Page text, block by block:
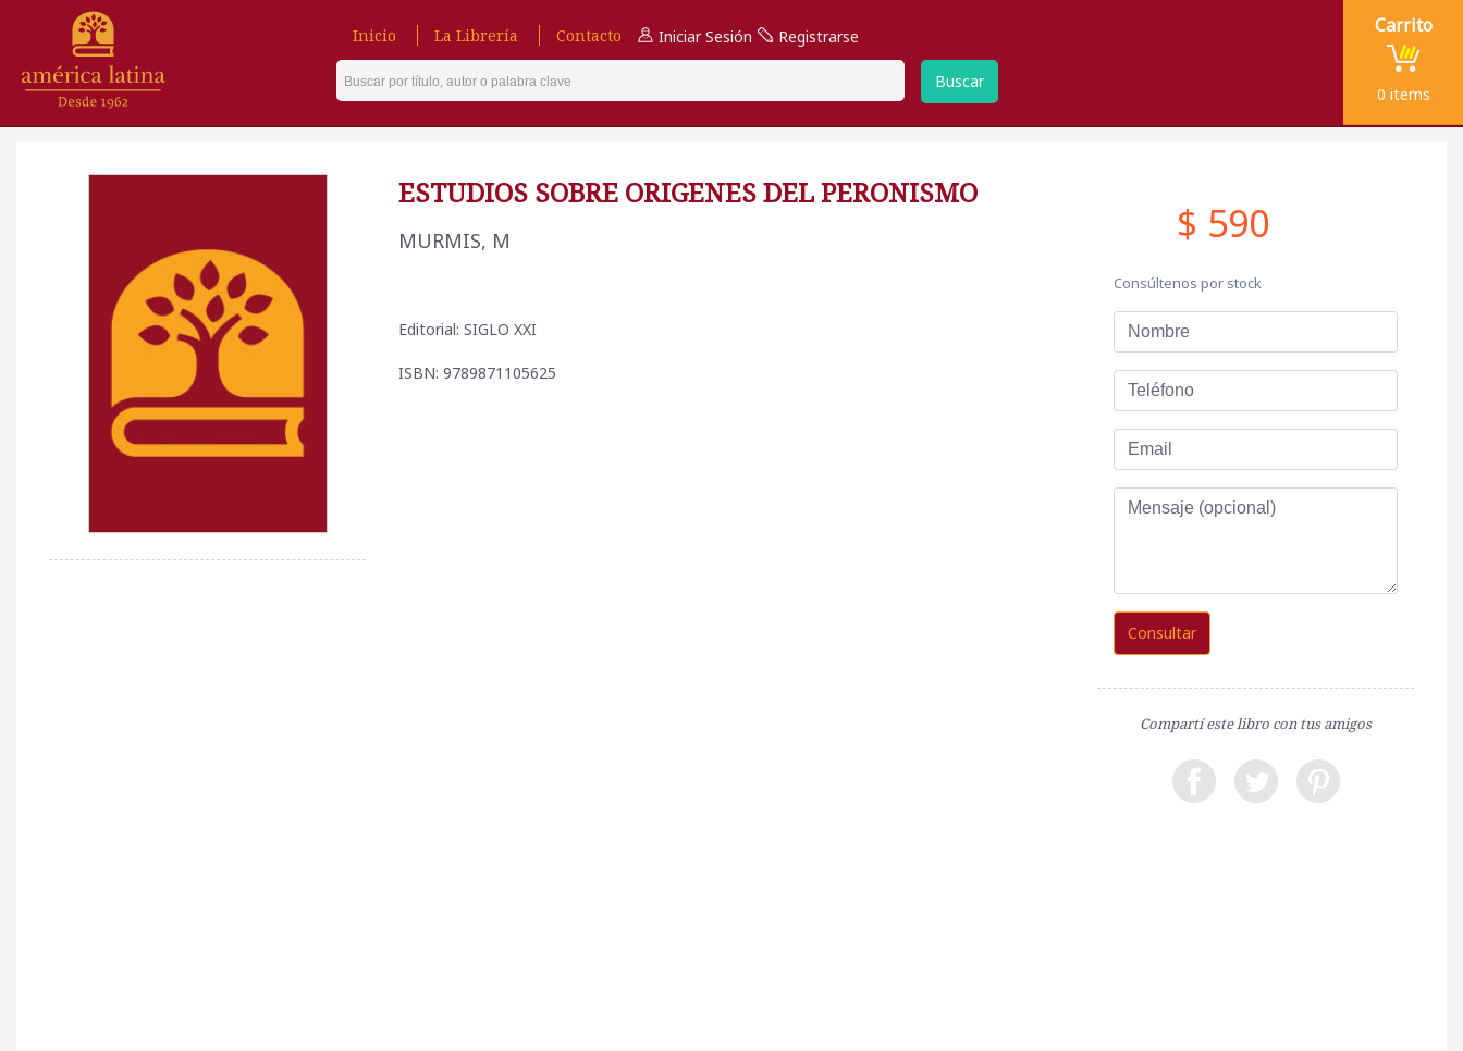
Inicio La Librería Contacto Iniciar Sesión Registrarse
Buscar
Carrito
0 items
ESTUDIOS SOBRE ORIGENES DEL PERONISMO
MURMIS, M
Editorial: SIGLO XXI
ISBN: 9789871105625
$ 590
Consúltenos por stock
Nombre
Teléfono
Email
Mensaje
Consultar
Compartí este libro con tus amigos